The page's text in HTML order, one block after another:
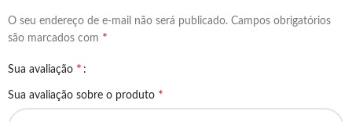
O seu endereço de e-mail não será publicado. Campos obrigatórios
são marcados com *
Sua avaliação *
Sua avaliação sobre o produto *